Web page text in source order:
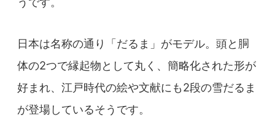
日本は名称の通り「だるま」がモデル。頭と胴
体の2つで縁起物として丸く、簡略化された形が
好まれ、江戸時代の絵や文献にも2段の雪だるま
が登場しているそうです。